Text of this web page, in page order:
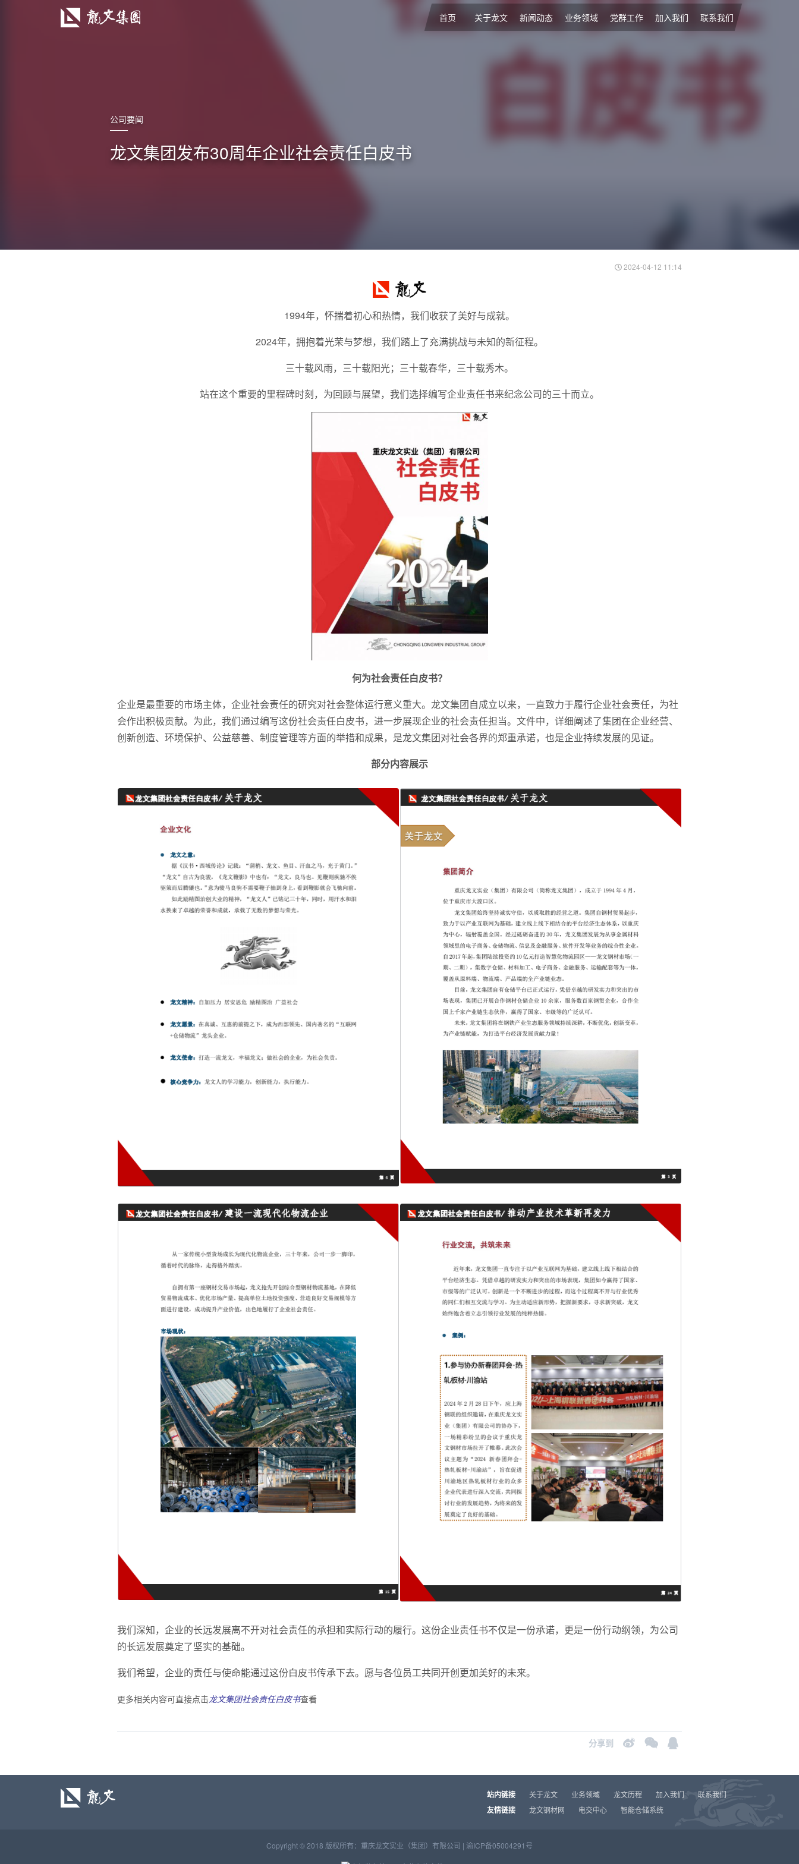
首页 关于龙文 新闻动态 业务领域 党群工作 加入我们 联系我们
公司要闻
龙文集团发布30周年企业社会责任白皮书
2024-04-12 11:14
1994年，怀揣着初心和热情，我们收获了美好与成就。
2024年，拥抱着光荣与梦想，我们踏上了充满挑战与未知的新征程。
三十载风雨，三十载阳光；三十载春华，三十载秀木。
站在这个重要的里程碑时刻，为回顾与展望，我们选择编写企业责任书来纪念公司的三十而立。
何为社会责任白皮书？
企业是最重要的市场主体，企业社会责任的研究对社会整体运行意义重大。龙文集团自成立以来，一直致力于履行企业社会责任，为社
会作出积极贡献。为此，我们通过编写这份社会责任白皮书，进一步展现企业的社会责任担当。文件中，详细阐述了集团在企业经营、
创新创造、环境保护、公益慈善、制度管理等方面的举措和成果，是龙文集团对社会各界的郑重承诺，也是企业持续发展的见证。
部分内容展示
我们深知，企业的长远发展离不开对社会责任的承担和实际行动的履行。这份企业责任书不仅是一份承诺，更是一份行动纲领，为公司
的长远发展奠定了坚实的基础。
我们希望，企业的责任与使命能通过这份白皮书传承下去。愿与各位员工共同开创更加美好的未来。
更多相关内容可直接点击龙文集团社会责任白皮书查看
分享到
站内链接 关于龙文 业务领域 龙文历程 加入我们 联系我们
友情链接 龙文钢材网 电交中心 智能仓储系统
Copyright © 2018 版权所有：重庆龙文实业（集团）有限公司 | 渝ICP备05004291号